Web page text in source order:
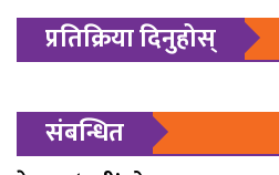
प्रतिक्रिया दिनुहोस्
संबन्धित